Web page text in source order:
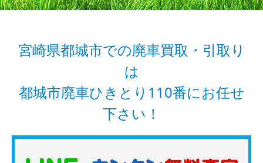
宮崎県都城市での廃車買取・引取り
は
都城市廃車ひきとり110番にお任せ
下さい！
お知らせ